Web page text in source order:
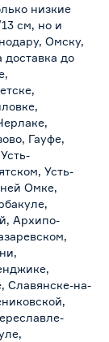
низкие
см, но и
Омску,
до
Гауфе,
Усть-
Омке,
Архипо-
Славянске-на-